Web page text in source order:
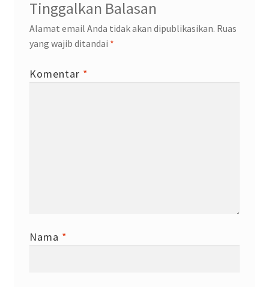
Tinggalkan Balasan
Alamat email Anda tidak akan dipublikasikan. Ruas
yang wajib ditandai *
Komentar *
Nama *